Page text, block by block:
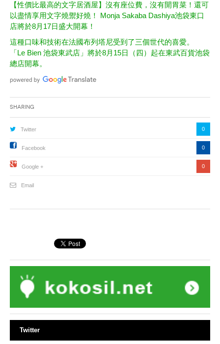
【性價比最高的文字居酒屋】沒有座位費，沒有開胃菜！還可
以盡情享用文字燒禦好燒！ Monja Sakaba Dashiya池袋東口
店將於8月17日盛大開幕！
這種口味和技術在法國布列塔尼受到了三個世代的喜愛。
「Le Bien 池袋東武店」將於8月15日（四）起在東武百貨池袋
總店開幕。
Sharing
Twitter 0
Facebook 0
Google + 0
Email
Twitter